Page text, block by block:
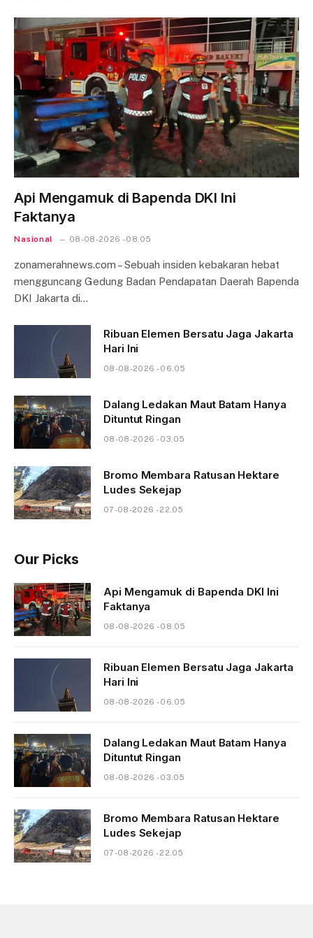
Api Mengamuk di Bapenda DKI Ini
Faktanya
Nasional 08-08-2026 - 08.05
zonamerahnews.com – Sebuah insiden kebakaran hebat
mengguncang Gedung Badan Pendapatan Daerah Bapenda
DKI Jakarta di…
Ribuan Elemen Bersatu Jaga Jakarta
Hari Ini
08-08-2026 - 06.05
Dalang Ledakan Maut Batam Hanya
Dituntut Ringan
08-08-2026 - 03.05
Bromo Membara Ratusan Hektare
Ludes Sekejap
07-08-2026 - 22.05
Our Picks
Api Mengamuk di Bapenda DKI Ini
Faktanya
08-08-2026 - 08.05
Ribuan Elemen Bersatu Jaga Jakarta
Hari Ini
08-08-2026 - 06.05
Dalang Ledakan Maut Batam Hanya
Dituntut Ringan
08-08-2026 - 03.05
Bromo Membara Ratusan Hektare
Ludes Sekejap
07-08-2026 - 22.05